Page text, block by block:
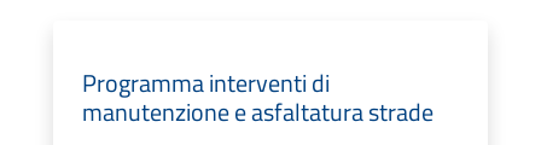
Programma interventi di
manutenzione e asfaltatura strade